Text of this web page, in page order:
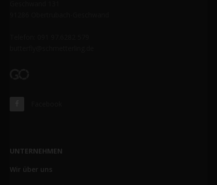
UNTERNEHMEN
Wir über uns